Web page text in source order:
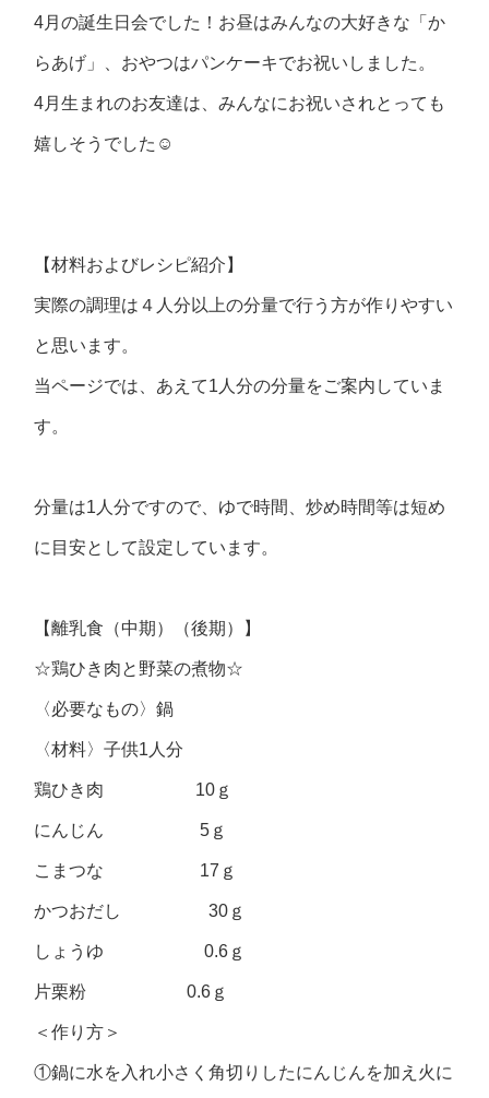
4月の誕生日会でした！お昼はみんなの大好きな「か
らあげ」、おやつはパンケーキでお祝いしました。
4月生まれのお友達は、みんなにお祝いされとっても
嬉しそうでした☺
【材料およびレシピ紹介】
実際の調理は４人分以上の分量で行う方が作りやすい
と思います。
当ページでは、あえて1人分の分量をご案内していま
す。
分量は1人分ですので、ゆで時間、炒め時間等は短め
に目安として設定しています。
【離乳食（中期）（後期）】
☆鶏ひき肉と野菜の煮物☆
〈必要なもの〉鍋
〈材料〉子供1人分
鶏ひき肉 10ｇ
にんじん 5ｇ
こまつな 17ｇ
かつおだし 30ｇ
しょうゆ 0.6ｇ
片栗粉 0.6ｇ
＜作り方＞
①鍋に水を入れ小さく角切りしたにんじんを加え火に